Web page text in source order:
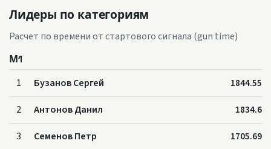
Лидеры по категориям
Расчет по времени от стартового сигнала (gun time)
М1
1 Бузанов Сергей 1844.55
2 Антонов Данил 1834.6
3 Cеменов Петр 1705.69